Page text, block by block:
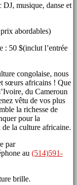
musique, danse et
abordables)
: 50 $(inclut l’entrée
congolaise, nous
sœurs africains ! Que
du Cameroun
vêtu de vos plus
la richesse de
pour la
de la culture africaine.
par
au (514)591-
brille.